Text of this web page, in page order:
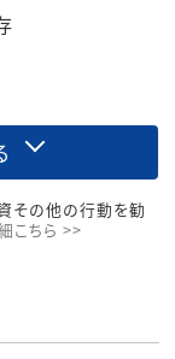
その他の行動を勧
こちら >>